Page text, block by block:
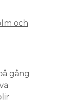
och
gång